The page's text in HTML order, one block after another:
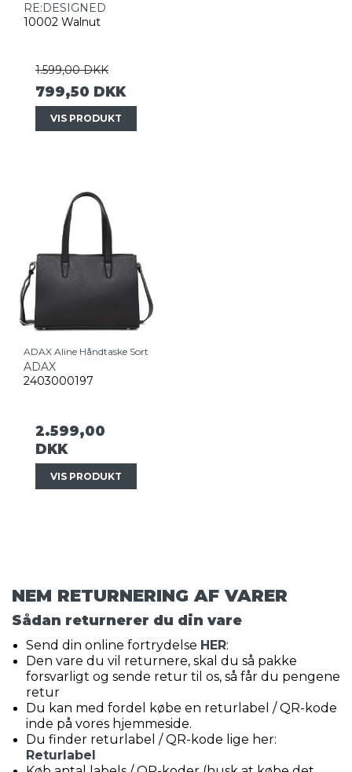
RE:DESIGNED
10002 Walnut
1.599,00 DKK
799,50 DKK
VIS PRODUKT
ADAX Aline Håndtaske Sort
ADAX
2403000197
2.599,00
DKK
VIS PRODUKT
NEM RETURNERING AF VARER
Sådan returnerer du din vare
Send din online fortrydelse HER:
Den vare du vil returnere, skal du så pakke
forsvarligt og sende retur til os, så får du pengene
retur
Du kan med fordel købe en returlabel / QR-kode
inde på vores hjemmeside.
Du finder returlabel / QR-kode lige her:
Returlabel